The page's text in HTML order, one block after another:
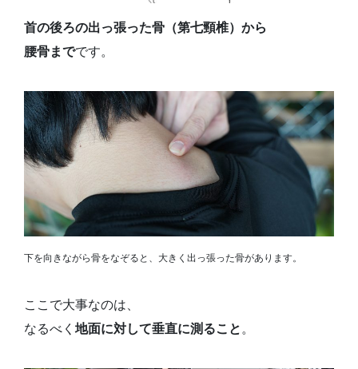
首の後ろの出っ張った骨（第七頸椎）から
腰骨までです。
下を向きながら骨をなぞると、大きく出っ張った骨があります。
ここで大事なのは、
なるべく 地面に対して垂直に測ること 。